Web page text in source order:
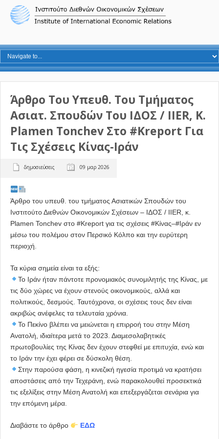
Άρθρο Του Υπευθ. Του Τμήματος
Ασιατ. Σπoυδών Του ΙΔΟΣ / IIER, Κ.
Plamen Tonchev Στο #Kreport Για
Τις Σχέσεις Κίνας-Ιράν
δημοσιεύσεις 09 μαρ 2026
Άρθρο του υπευθ. του τμήματος Ασιατικών Σπουδών του
Ινστιτούτο Διεθνών Οικονομικών Σχέσεων – ΙΔΟΣ / IIER , κ.
Plamen Tonchev στο #Kreport για τις σχέσεις #Κίνας–#Ιράν εν
μέσω του πολέμου στον Περσικό Κόλπο και την ευρύτερη
περιοχή.
Τα κύρια σημεία είναι τα εξής:
Το Ιράν ήταν πάντοτε προνομιακός συνομιλητής της Κίνας, με
τις δύο χώρες να έχουν στενούς οικονομικούς, αλλά και
πολιτικούς, δεσμούς. Ταυτόχρονα, οι σχέσεις τους δεν είναι
ακριβώς ανέφελες τα τελευταία χρόνια.
Το Πεκίνο βλέπει να μειώνεται η επιρροή του στην Μέση
Ανατολή, ιδιαίτερα μετά το 2023. Διαμεσολαβητικές
πρωτοβουλίες της Κίνας δεν έχουν στεφθεί με επιτυχία, ενώ και
το Ιράν την έχει φέρει σε δύσκολη θέση.
Στην παρούσα φάση, η κινεζική ηγεσία προτιμά να κρατήσει
αποστάσεις από την Τεχεράνη, ενώ παρακολουθεί προσεκτικά
τις εξελίξεις στην Μέση Ανατολή και επεξεργάζεται σενάρια για
την επόμενη μέρα.
Διαβάστε το άρθρο ΕΔΩ